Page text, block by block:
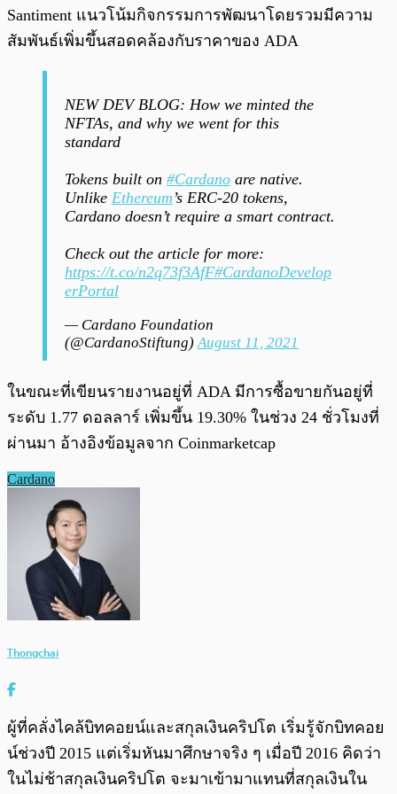
Santiment แนวโน้มกิจกรรมการพัฒนาโดยรวมมีความ
สัมพันธ์เพิ่มขึ้นสอดคล้องกับราคาของ ADA
NEW DEV BLOG: How we minted the
NFTAs, and why we went for this
standard
Tokens built on #Cardano are native.
Unlike Ethereum’s ERC-20 tokens,
Cardano doesn’t require a smart contract.
Check out the article for more:
https://t.co/n2q73f3AfF#CardanoDevelop
erPortal
— Cardano Foundation
(@CardanoStiftung)August 11, 2021
ในขณะที่เขียนรายงานอยู่ที่ ADA มีการซื้อขายกันอยู่ที่
ระดับ 1.77 ดอลลาร์ เพิ่มขึ้น 19.30% ในช่วง 24 ชั่วโมงที่
ผ่านมา อ้างอิงข้อมูลจาก Coinmarketcap
Cardano
Thongchai
ผู้ที่คลั่งไคล้บิทคอยน์และสกุลเงินคริปโต เริ่มรู้จักบิทคอย
น์ช่วงปี 2015 แต่เริ่มหันมาศึกษาจริง ๆ เมื่อปี 2016 คิดว่า
ในไม่ช้าสกุลเงินคริปโต จะมาเข้ามาแทนที่สกุลเงินใน